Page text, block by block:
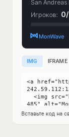
IMG IFRAME
Вставьте код на